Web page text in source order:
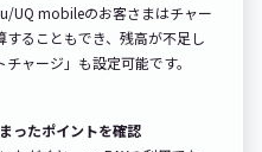
UQ mobileのお客さまはチャー
ることもでき、残高が不足し
ャージ」も設定可能です。
ったポイントを確認